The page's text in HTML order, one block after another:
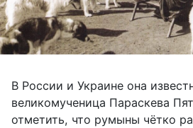
В России и Украине она
великомученица Параскева
отметить, что румыны чётко